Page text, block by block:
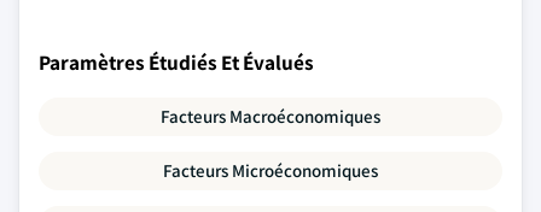
Paramètres Étudiés Et Évalués
Facteurs Macroéconomiques
Facteurs Microéconomiques